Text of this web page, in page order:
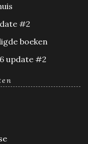
#2
boeken
update #2